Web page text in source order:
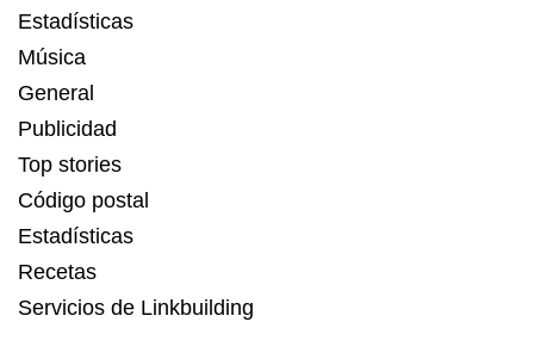
Estadísticas
Música
General
Publicidad
Top stories
Código postal
Estadísticas
Recetas
Servicios de Linkbuilding